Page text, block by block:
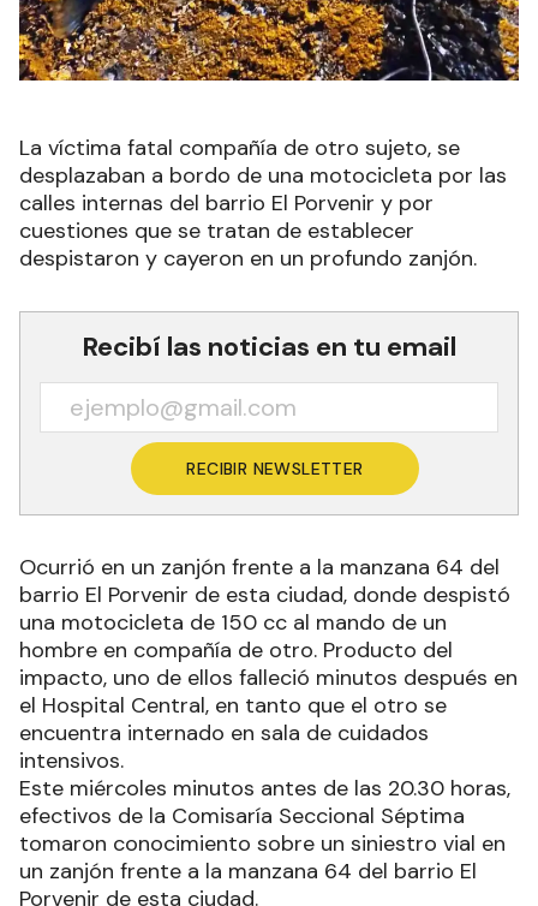
La víctima fatal compañía de otro sujeto, se
desplazaban a bordo de una motocicleta por las
calles internas del barrio El Porvenir y por
cuestiones que se tratan de establecer
despistaron y cayeron en un profundo zanjón.
Recibí las noticias en tu email
RECIBIR NEWSLETTER
Ocurrió en un zanjón frente a la manzana 64 del
barrio El Porvenir de esta ciudad, donde despistó
una motocicleta de 150 cc al mando de un
hombre en compañía de otro. Producto del
impacto, uno de ellos falleció minutos después en
el Hospital Central, en tanto que el otro se
encuentra internado en sala de cuidados
intensivos.
Este miércoles minutos antes de las 20.30 horas,
efectivos de la Comisaría Seccional Séptima
tomaron conocimiento sobre un siniestro vial en
un zanjón frente a la manzana 64 del barrio El
Porvenir de esta ciudad.